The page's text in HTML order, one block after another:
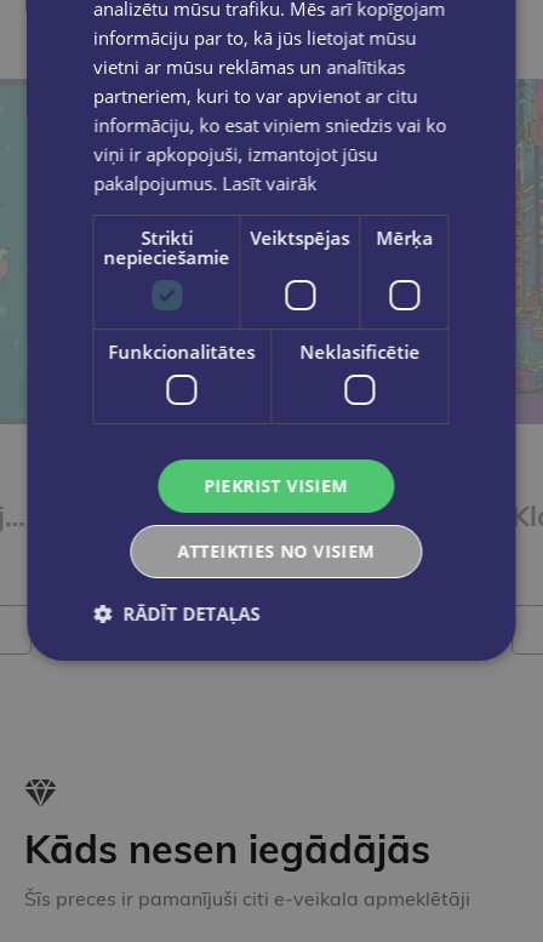
Klade A4, 40 līniju lapas, skavota, dzīvnieki Klade A4, 52lpp, rūtiņu, BOTANICA
€2.30
Ielikt grozā
Kāds nesen iegādājās
Šīs preces ir pamanījuši citi e-veikala apmeklētāji
analizētu mūsu trafiku. Mēs arī kopīgojam
informāciju par to, kā jūs lietojat mūsu
vietni ar mūsu reklāmas un analītikas
partneriem, kuri to var apvienot ar citu
informāciju, ko esat viņiem sniedzis vai ko
viņi ir apkopojuši, izmantojot jūsu
pakalpojumus. Lasīt vairāk
Strikti
nepieciešamie
Veiktspējas Mērķa
Funkcionalitātes Neklasificētie
PIEKRIST VISIEM
ATTEIKTIES NO VISIEM
RĀDĪT DETAĻAS